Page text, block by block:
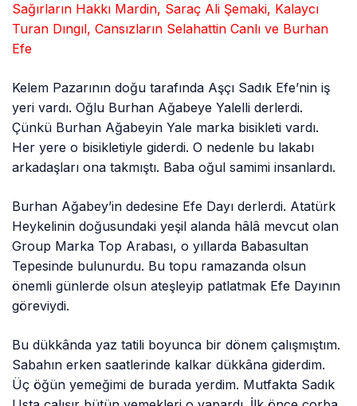
Sağırların Hakkı Mardin, Saraç Ali Şemaki, Kalaycı
Turan Dıngıl, Cansızların Selahattin Canlı ve Burhan
Efe
Kelem Pazarının doğu tarafında Aşçı Sadık Efe’nin iş
yeri vardı. Oğlu Burhan Ağabeye Yalelli derlerdi.
Çünkü Burhan Ağabeyin Yale marka bisikleti vardı.
Her yere o bisikletiyle giderdi. O nedenle bu lakabı
arkadaşları ona takmıştı. Baba oğul samimi insanlardı.
Burhan Ağabey’in dedesine Efe Dayı derlerdi. Atatürk
Heykelinin doğusundaki yeşil alanda hâlâ mevcut olan
Group Marka Top Arabası, o yıllarda Babasultan
Tepesinde bulunurdu. Bu topu ramazanda olsun
önemli günlerde olsun ateşleyip patlatmak Efe Dayının
göreviydi.
Bu dükkânda yaz tatili boyunca bir dönem çalışmıştım.
Sabahın erken saatlerinde kalkar dükkâna giderdim.
Üç öğün yemeğimi de burada yerdim. Mutfakta Sadık